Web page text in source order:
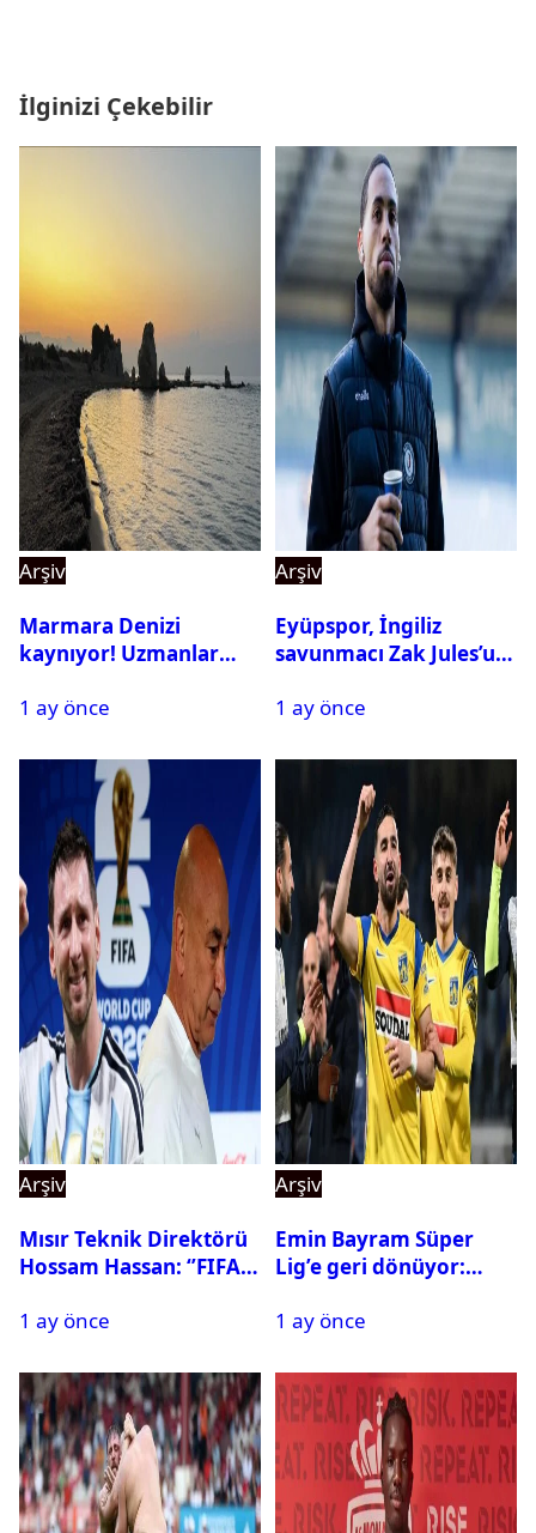
İlginizi Çekebilir
Arşiv
Marmara Denizi
kaynıyor! Uzmanlar
1 ay önce
Arşiv
Eyüpspor, İngiliz
savunmacı Zak Jules’u
1 ay önce
Arşiv
Mısır Teknik Direktörü
Hossam Hassan: ‘’FIFA,
istemiyor’’
1 ay önce
Arşiv
Emin Bayram Süper
Lig’e geri dönüyor:
1 ay önce